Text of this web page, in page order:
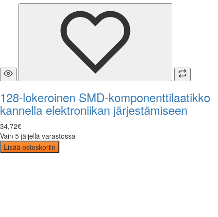
128-lokeroinen SMD-komponenttilaatikko
kannella elektroniikan järjestämiseen
34,72€
Vain 5 jäljellä varastossa
Lisää ostoskoriin